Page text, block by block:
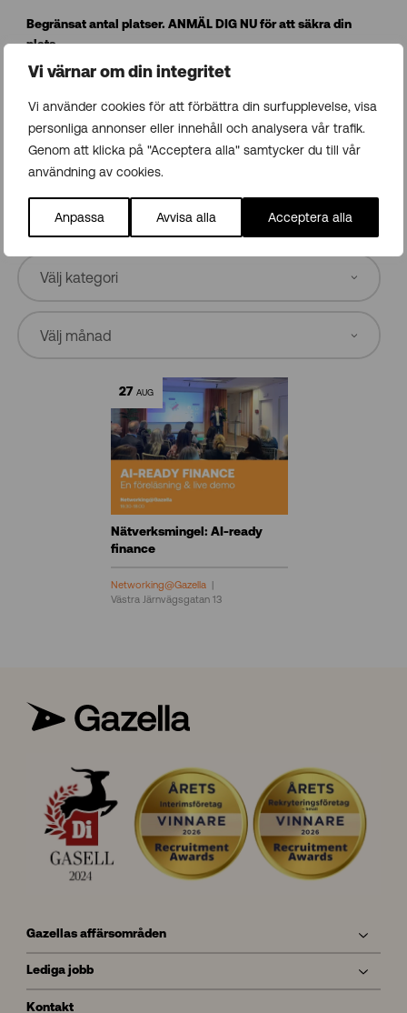
Vi värnar om din integritet
Vi använder cookies för att förbättra din surfupplevelse, visa
personliga annonser eller innehåll och analysera vår trafik.
Genom att klicka på "Acceptera alla" samtycker du till vår
användning av cookies.
Anpassa Avvisa alla Acceptera alla
Begränsat antal platser. ANMÄL DIG NU för att säkra din
plats.
Anmäl mig nu!
Fler kommande event
27 AUG
Nätverksmingel: AI-ready
finance
Networking@Gazella
Västra Järnvägsgatan 13
Gazellas affärsområden
Lediga jobb
Kontakt